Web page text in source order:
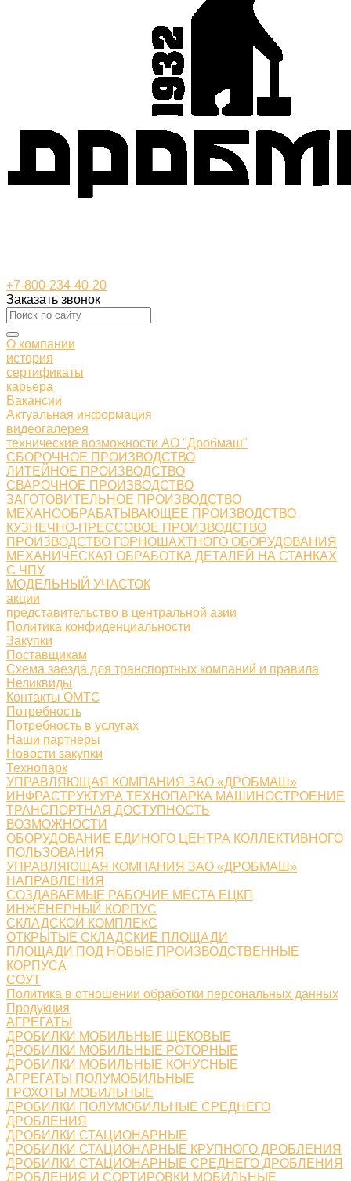
+7-800-234-40-20
Заказать звонок
О компании
история
сертификаты
карьера
Вакансии
Актуальная информация
видеогалерея
технические возможности АО "Дробмаш"
СБОРОЧНОЕ ПРОИЗВОДСТВО
ЛИТЕЙНОЕ ПРОИЗВОДСТВО
СВАРОЧНОЕ ПРОИЗВОДСТВО
ЗАГОТОВИТЕЛЬНОЕ ПРОИЗВОДСТВО
МЕХАНООБРАБАТЫВАЮЩЕЕ ПРОИЗВОДСТВО
КУЗНЕЧНО-ПРЕССОВОЕ ПРОИЗВОДСТВО
ПРОИЗВОДСТВО ГОРНОШАХТНОГО ОБОРУДОВАНИЯ
МЕХАНИЧЕСКАЯ ОБРАБОТКА ДЕТАЛЕЙ НА СТАНКАХ
С ЧПУ
МОДЕЛЬНЫЙ УЧАСТОК
акции
представительство в центральной азии
Политика конфиденциальности
Закупки
Поставщикам
Схема заезда для транспортных компаний и правила
Неликвиды
Контакты ОМТС
Потребность
Потребность в услугах
Наши партнеры
Новости закупки
Технопарк
УПРАВЛЯЮЩАЯ КОМПАНИЯ ЗАО «ДРОБМАШ»
ИНФРАСТРУКТУРА ТЕХНОПАРКА МАШИНОСТРОЕНИЕ
ТРАНСПОРТНАЯ ДОСТУПНОСТЬ
ВОЗМОЖНОСТИ
ОБОРУДОВАНИЕ ЕДИНОГО ЦЕНТРА КОЛЛЕКТИВНОГО
ПОЛЬЗОВАНИЯ
УПРАВЛЯЮЩАЯ КОМПАНИЯ ЗАО «ДРОБМАШ»
НАПРАВЛЕНИЯ
СОЗДАВАЕМЫЕ РАБОЧИЕ МЕСТА ЕЦКП
ИНЖЕНЕРНЫЙ КОРПУС
СКЛАДСКОЙ КОМПЛЕКС
ОТКРЫТЫЕ СКЛАДСКИЕ ПЛОЩАДИ
ПЛОЩАДИ ПОД НОВЫЕ ПРОИЗВОДСТВЕННЫЕ
КОРПУСА
СОУТ
Политика в отношении обработки персональных данных
Продукция
АГРЕГАТЫ
ДРОБИЛКИ МОБИЛЬНЫЕ ЩЕКОВЫЕ
ДРОБИЛКИ МОБИЛЬНЫЕ РОТОРНЫЕ
ДРОБИЛКИ МОБИЛЬНЫЕ КОНУСНЫЕ
АГРЕГАТЫ ПОЛУМОБИЛЬНЫЕ
ГРОХОТЫ МОБИЛЬНЫЕ
ДРОБИЛКИ ПОЛУМОБИЛЬНЫЕ СРЕДНЕГО
ДРОБЛЕНИЯ
ДРОБИЛКИ СТАЦИОНАРНЫЕ
ДРОБИЛКИ СТАЦИОНАРНЫЕ КРУПНОГО ДРОБЛЕНИЯ
ДРОБИЛКИ СТАЦИОНАРНЫЕ СРЕДНЕГО ДРОБЛЕНИЯ
ДРОБЛЕНИЯ И СОРТИРОВКИ МОБИЛЬНЫЕ